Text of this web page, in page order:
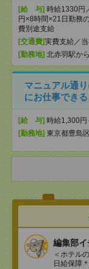
[給 与] 時給1330円
円×8時間×21日勤務
費別途支給
[交通費]実費支給／当
[勤務地] 北赤羽駅か
マニュアル通
にお仕事でき
[給 与] 時給1,300円
[勤務地] 東京都豊島
編集部
＜ホテル
日給保障